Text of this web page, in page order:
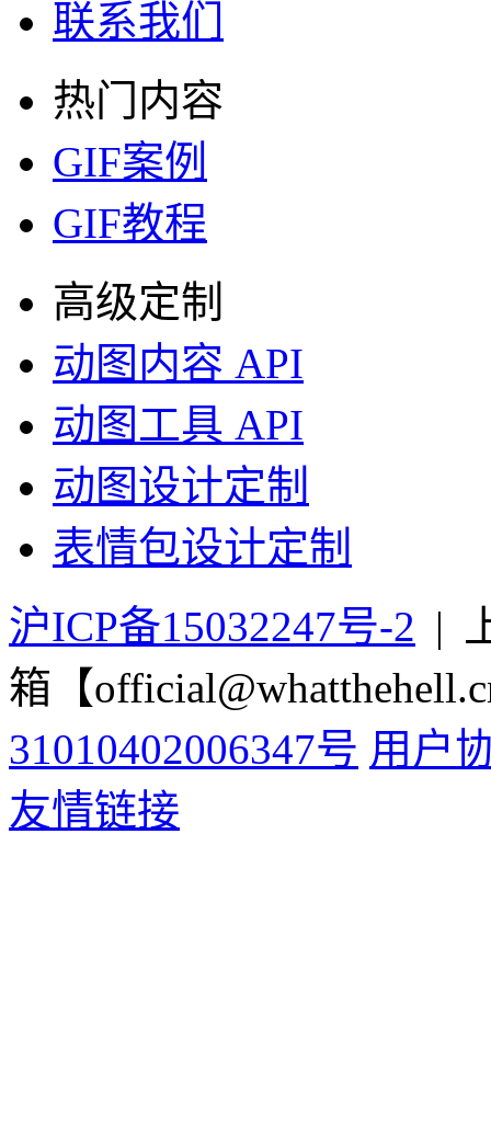
联系我们
热门内容
GIF案例
GIF教程
高级定制
动图内容 API
动图工具 API
动图设计定制
表情包设计定制
沪ICP备15032247号-2 |
箱【
31010402006347号 用户
友情链接